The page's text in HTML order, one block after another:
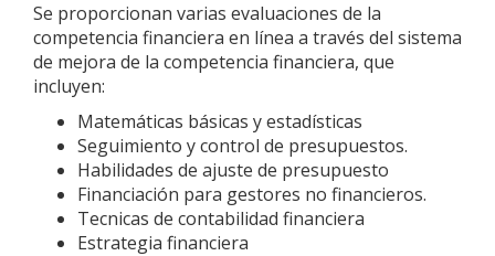
Se proporcionan varias evaluaciones de la
competencia financiera en línea a través del sistema
de mejora de la competencia financiera, que
incluyen:
Matemáticas básicas y estadísticas
Seguimiento y control de presupuestos.
Habilidades de ajuste de presupuesto
Financiación para gestores no financieros.
Tecnicas de contabilidad financiera
Estrategia financiera